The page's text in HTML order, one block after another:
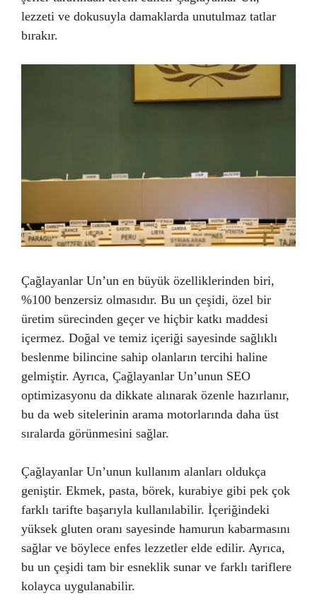
lezzeti ve dokusuyla damaklarda unutulmaz tatlar
bırakır.
Çağlayanlar Un’un en büyük özelliklerinden biri,
%100 benzersiz olmasıdır. Bu un çeşidi, özel bir
üretim sürecinden geçer ve hiçbir katkı maddesi
içermez. Doğal ve temiz içeriği sayesinde sağlıklı
beslenme bilincine sahip olanların tercihi haline
gelmiştir. Ayrıca, Çağlayanlar Un’unun SEO
optimizasyonu da dikkate alınarak özenle hazırlanır,
bu da web sitelerinin arama motorlarında daha üst
sıralarda görünmesini sağlar.
Çağlayanlar Un’unun kullanım alanları oldukça
geniştir. Ekmek, pasta, börek, kurabiye gibi pek çok
farklı tarifte başarıyla kullanılabilir. İçeriğindeki
yüksek gluten oranı sayesinde hamurun kabarmasını
sağlar ve böylece enfes lezzetler elde edilir. Ayrıca,
bu un çeşidi tam bir esneklik sunar ve farklı tariflere
kolayca uygulanabilir.